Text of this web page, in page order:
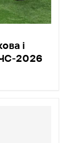
і
ЧС-2026